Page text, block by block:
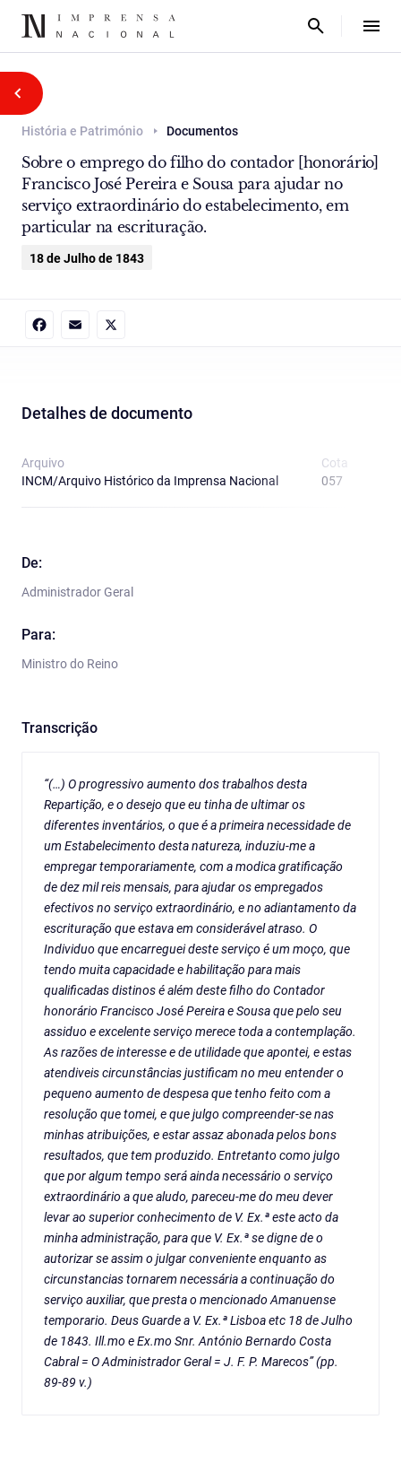
História e Património Documentos
Sobre o emprego do filho do contador [honorário]
Francisco José Pereira e Sousa para ajudar no
serviço extraordinário do estabelecimento, em
particular na escrituração.
18 de Julho de 1843
Detalhes de documento
Arquivo
INCM/Arquivo Histórico da Imprensa Nacional
Cota
057
De:
Administrador Geral
Para:
Ministro do Reino
Transcrição
“(…) O progressivo aumento dos trabalhos desta
Repartição, e o desejo que eu tinha de ultimar os
diferentes inventários, o que é a primeira necessidade de
um Estabelecimento desta natureza, induziu-me a
empregar temporariamente, com a modica gratificação
de dez mil reis mensais, para ajudar os empregados
efectivos no serviço extraordinário, e no adiantamento da
escrituração que estava em considerável atraso. O
Individuo que encarreguei deste serviço é um moço, que
tendo muita capacidade e habilitação para mais
qualificadas distinos é além deste filho do Contador
honorário Francisco José Pereira e Sousa que pelo seu
assiduo e excelente serviço merece toda a contemplação.
As razões de interesse e de utilidade que apontei, e estas
atendiveis circunstâncias justificam no meu entender o
pequeno aumento de despesa que tenho feito com a
resolução que tomei, e que julgo compreender-se nas
minhas atribuições, e estar assaz abonada pelos bons
resultados, que tem produzido. Entretanto como julgo
que por algum tempo será ainda necessário o serviço
extraordinário a que aludo, pareceu-me do meu dever
levar ao superior conhecimento de V. Ex.ª este acto da
minha administração, para que V. Ex.ª se digne de o
autorizar se assim o julgar conveniente enquanto as
circunstancias tornarem necessária a continuação do
serviço auxiliar, que presta o mencionado Amanuense
temporario. Deus Guarde a V. Ex.ª Lisboa etc 18 de Julho
de 1843. Ill.mo e Ex.mo Snr. António Bernardo Costa
Cabral = O Administrador Geral = J. F. P. Marecos” (pp.
89-89 v.)